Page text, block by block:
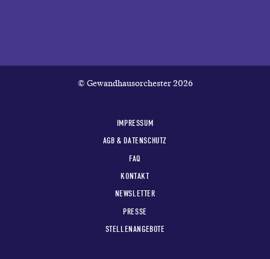
© Gewandhausorchester 2026
IMPRESSUM
AGB & DATENSCHUTZ
FAQ
KONTAKT
NEWSLETTER
PRESSE
STELLENANGEBOTE